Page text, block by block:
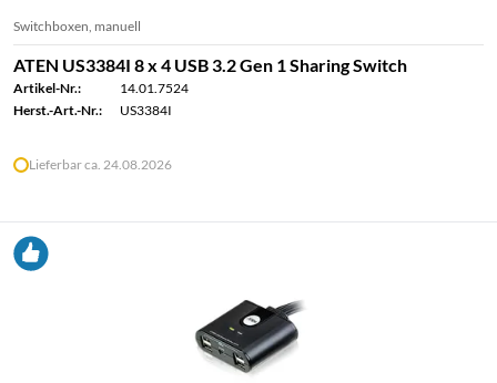
Switchboxen, manuell
ATEN US3384I 8 x 4 USB 3.2 Gen 1 Sharing Switch
Artikel-Nr.:
14.01.7524
Herst.-Art.-Nr.:
US3384I
Lieferbar ca. 24.08.2026